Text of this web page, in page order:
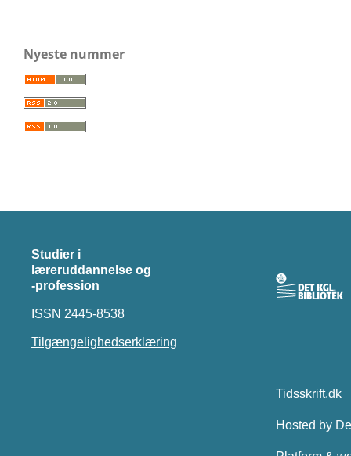
Nyeste nummer
Studier i
læreruddannelse og
-profession
ISSN 2445-8538
Tilgængelighedserklæring